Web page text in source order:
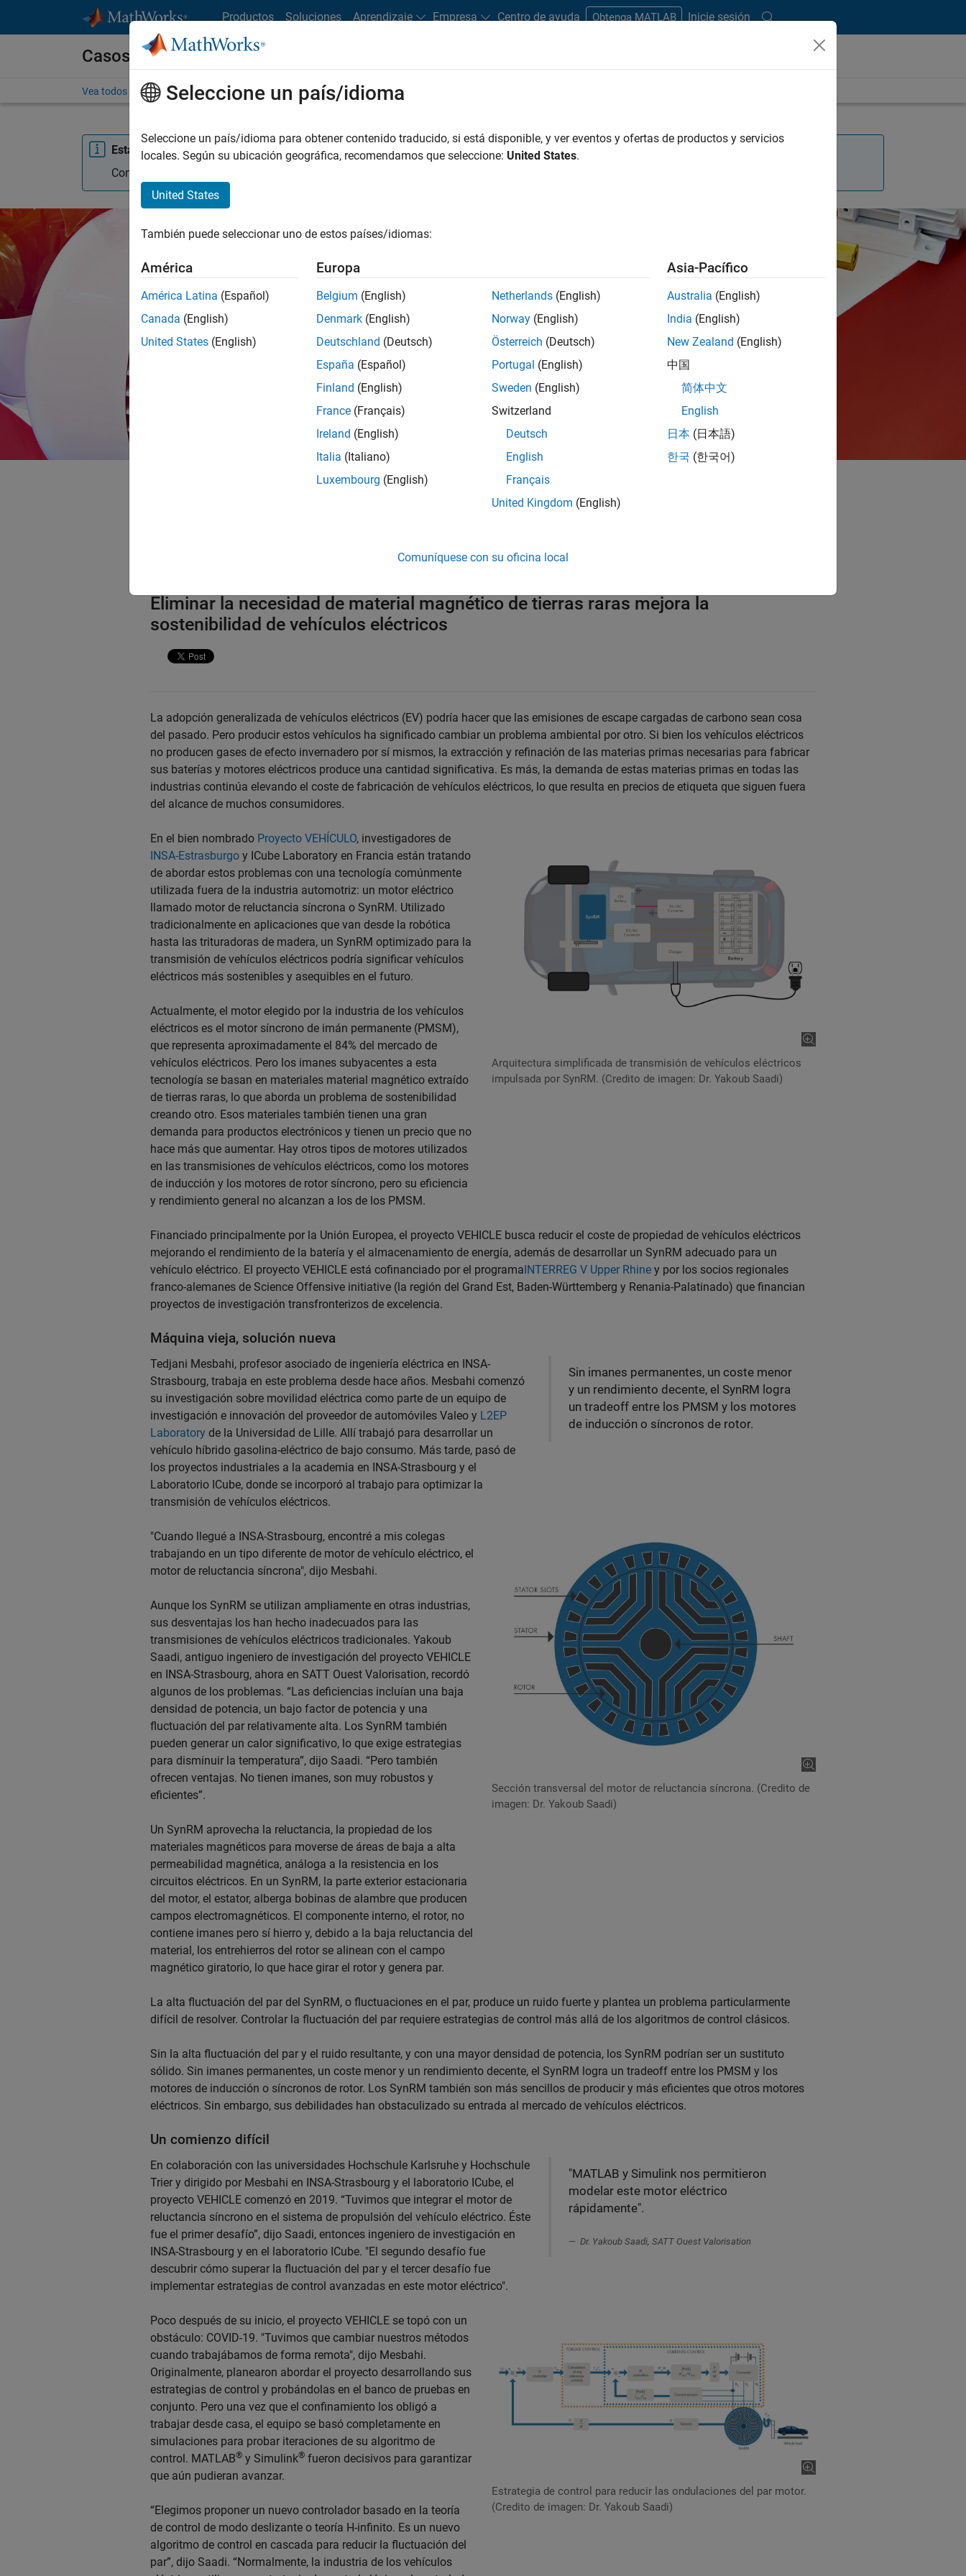
Productos Soluciones Aprendizaje Empresa Centro de ayuda Obtenga MATLAB Inicie sesión
Casos prácticos
Vea todos los casos prácticos
Esta página fue traducida automáticamente.
Complete una
SynRM podría introducir un punto de inflexión en
Eliminar la necesidad de material magnético de tierras raras mejora la
sostenibilidad de vehículos eléctricos
La adopción generalizada de vehículos eléctricos (EV) podría hacer que las emisiones de escape cargadas de carbono sean cosa
del pasado. Pero producir estos vehículos ha significado cambiar un problema ambiental por otro. Si bien los vehículos eléctricos
no producen gases de efecto invernadero por sí mismos, la extracción y refinación de las materias primas necesarias para fabricar
sus baterías y motores eléctricos produce una cantidad significativa. Es más, la demanda de estas materias primas en todas las
industrias continúa elevando el coste de fabricación de vehículos eléctricos, lo que resulta en precios de etiqueta que siguen fuera
del alcance de muchos consumidores.
En el bien nombrado Proyecto VEHÍCULO, investigadores de
INSA-Estrasburgo y ICube Laboratory en Francia están tratando
de abordar estos problemas con una tecnología comúnmente
utilizada fuera de la industria automotriz: un motor eléctrico
llamado motor de reluctancia síncrona o SynRM. Utilizado
tradicionalmente en aplicaciones que van desde la robótica
hasta las trituradoras de madera, un SynRM optimizado para la
transmisión de vehículos eléctricos podría significar vehículos
eléctricos más sostenibles y asequibles en el futuro.
Actualmente, el motor elegido por la industria de los vehículos
eléctricos es el motor síncrono de imán permanente (PMSM),
que representa aproximadamente el 84% del mercado de
vehículos eléctricos. Pero los imanes subyacentes a esta
tecnología se basan en materiales material magnético extraído
de tierras raras, lo que aborda un problema de sostenibilidad
creando otro. Esos materiales también tienen una gran
demanda para productos electrónicos y tienen un precio que no
hace más que aumentar. Hay otros tipos de motores utilizados
en las transmisiones de vehículos eléctricos, como los motores
de inducción y los motores de rotor síncrono, pero su eficiencia
y rendimiento general no alcanzan a los de los PMSM.
Arquitectura simplificada de transmisión de vehículos eléctricos
impulsada por SynRM. (Credito de imagen: Dr. Yakoub Saadi)
Financiado principalmente por la Unión Europea, el proyecto VEHICLE busca reducir el coste de propiedad de vehículos eléctricos
mejorando el rendimiento de la batería y el almacenamiento de energía, además de desarrollar un SynRM adecuado para un
vehículo eléctrico. El proyecto VEHICLE está cofinanciado por el programa INTERREG V Upper Rhine y por los socios regionales
franco-alemanes de Science Offensive initiative (la región del Grand Est, Baden-Württemberg y Renania-Palatinado) que financian
proyectos de investigación transfronterizos de excelencia.
Máquina vieja, solución nueva
Tedjani Mesbahi, profesor asociado de ingeniería eléctrica en INSA-
Strasbourg, trabaja en este problema desde hace años. Mesbahi comenzó
su investigación sobre movilidad eléctrica como parte de un equipo de
investigación e innovación del proveedor de automóviles Valeo y L2EP
Laboratory de la Universidad de Lille. Allí trabajó para desarrollar un
vehículo híbrido gasolina-eléctrico de bajo consumo. Más tarde, pasó de
los proyectos industriales a la academia en INSA-Strasbourg y el
Laboratorio ICube, donde se incorporó al trabajo para optimizar la
transmisión de vehículos eléctricos.
Sin imanes permanentes, un coste menor
y un rendimiento decente, el SynRM logra
un tradeoff entre los PMSM y los motores
de inducción o síncronos de rotor.
"Cuando llegué a INSA-Strasbourg, encontré a mis colegas
trabajando en un tipo diferente de motor de vehículo eléctrico, el
motor de reluctancia síncrona", dijo Mesbahi.
Aunque los SynRM se utilizan ampliamente en otras industrias,
sus desventajas los han hecho inadecuados para las
transmisiones de vehículos eléctricos tradicionales. Yakoub
Saadi, antiguo ingeniero de investigación del proyecto VEHICLE
en INSA-Strasbourg, ahora en SATT Ouest Valorisation, recordó
algunos de los problemas. “Las deficiencias incluían una baja
densidad de potencia, un bajo factor de potencia y una
fluctuación del par relativamente alta. Los SynRM también
pueden generar un calor significativo, lo que exige estrategias
para disminuir la temperatura”, dijo Saadi. “Pero también
ofrecen ventajas. No tienen imanes, son muy robustos y
eficientes”.
Un SynRM aprovecha la reluctancia, la propiedad de los
materiales magnéticos para moverse de áreas de baja a alta
permeabilidad magnética, análoga a la resistencia en los
circuitos eléctricos. En un SynRM, la parte exterior estacionaria
del motor, el estator, alberga bobinas de alambre que producen
campos electromagnéticos. El componente interno, el rotor, no
contiene imanes pero sí hierro y, debido a la baja reluctancia del
material, los entrehierros del rotor se alinean con el campo
magnético giratorio, lo que hace girar el rotor y genera par.
Sección transversal del motor de reluctancia síncrona. (Credito de
imagen: Dr. Yakoub Saadi)
La alta fluctuación del par del SynRM, o fluctuaciones en el par, produce un ruido fuerte y plantea un problema particularmente
difícil de resolver. Controlar la fluctuación del par requiere estrategias de control más allá de los algoritmos de control clásicos.
Sin la alta fluctuación del par y el ruido resultante, y con una mayor densidad de potencia, los SynRM podrían ser un sustituto
sólido. Sin imanes permanentes, un coste menor y un rendimiento decente, el SynRM logra un tradeoff entre los PMSM y los
motores de inducción o síncronos de rotor. Los SynRM también son más sencillos de producir y más eficientes que otros motores
eléctricos. Sin embargo, sus debilidades han obstaculizado su entrada al mercado de vehículos eléctricos.
Un comienzo difícil
En colaboración con las universidades Hochschule Karlsruhe y Hochschule
Trier y dirigido por Mesbahi en INSA-Strasbourg y el laboratorio ICube, el
proyecto VEHICLE comenzó en 2019. “Tuvimos que integrar el motor de
reluctancia síncrono en el sistema de propulsión del vehículo eléctrico. Éste
fue el primer desafío”, dijo Saadi, entonces ingeniero de investigación en
INSA-Strasbourg y en el laboratorio ICube. "El segundo desafío fue
descubrir cómo superar la fluctuación del par y el tercer desafío fue
implementar estrategias de control avanzadas en este motor eléctrico".
"MATLAB y Simulink nos permitieron
modelar este motor eléctrico
rápidamente".
Dr. Yakoub Saadi, SATT Ouest Valorisation
Poco después de su inicio, el proyecto VEHICLE se topó con un
obstáculo: COVID-19. "Tuvimos que cambiar nuestros métodos
cuando trabajábamos de forma remota", dijo Mesbahi.
Originalmente, planearon abordar el proyecto desarrollando sus
estrategias de control y probándolas en el banco de pruebas en
conjunto. Pero una vez que el confinamiento los obligó a
trabajar desde casa, el equipo se basó completamente en
simulaciones para probar iteraciones de su algoritmo de
control. MATLAB® y Simulink® fueron decisivos para garantizar
que aún pudieran avanzar.
“Elegimos proponer un nuevo controlador basado en la teoría
de control de modo deslizante o teoría H-infinito. Es un nuevo
algoritmo de control en cascada para reducir la fluctuación del
par”, dijo Saadi. “Normalmente, la industria de los vehículos
Estrategia de control para reducir las ondulaciones del par motor.
(Credito de imagen: Dr. Yakoub Saadi)
Seleccione un país/idioma
Seleccione un país/idioma para obtener contenido traducido, si está disponible, y ver eventos y ofertas de productos y servicios
locales. Según su ubicación geográfica, recomendamos que seleccione: United States.
United States
También puede seleccionar uno de estos países/idiomas:
América
América Latina (Español)
Canada (English)
United States (English)
Europa
Belgium (English)
Denmark (English)
Deutschland (Deutsch)
España (Español)
Finland (English)
France (Français)
Ireland (English)
Italia (Italiano)
Luxembourg (English)
Netherlands (English)
Norway (English)
Österreich (Deutsch)
Portugal (English)
Sweden (English)
Switzerland
Deutsch
English
Français
United Kingdom (English)
Asia-Pacífico
Australia (English)
India (English)
New Zealand (English)
中国
简体中文
English
日本 (日本語)
한국 (한국어)
Comuníquese con su oficina local